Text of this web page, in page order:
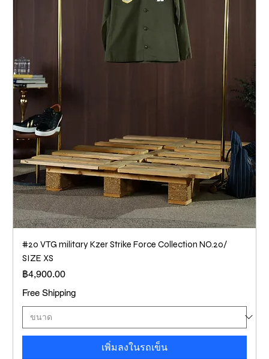
#20 VTG military Kzer Strike Force Collection NO.20/
SIZE XS
ราคา
฿4,900.00
Free Shipping
เพิ่มลงในรถเข็น